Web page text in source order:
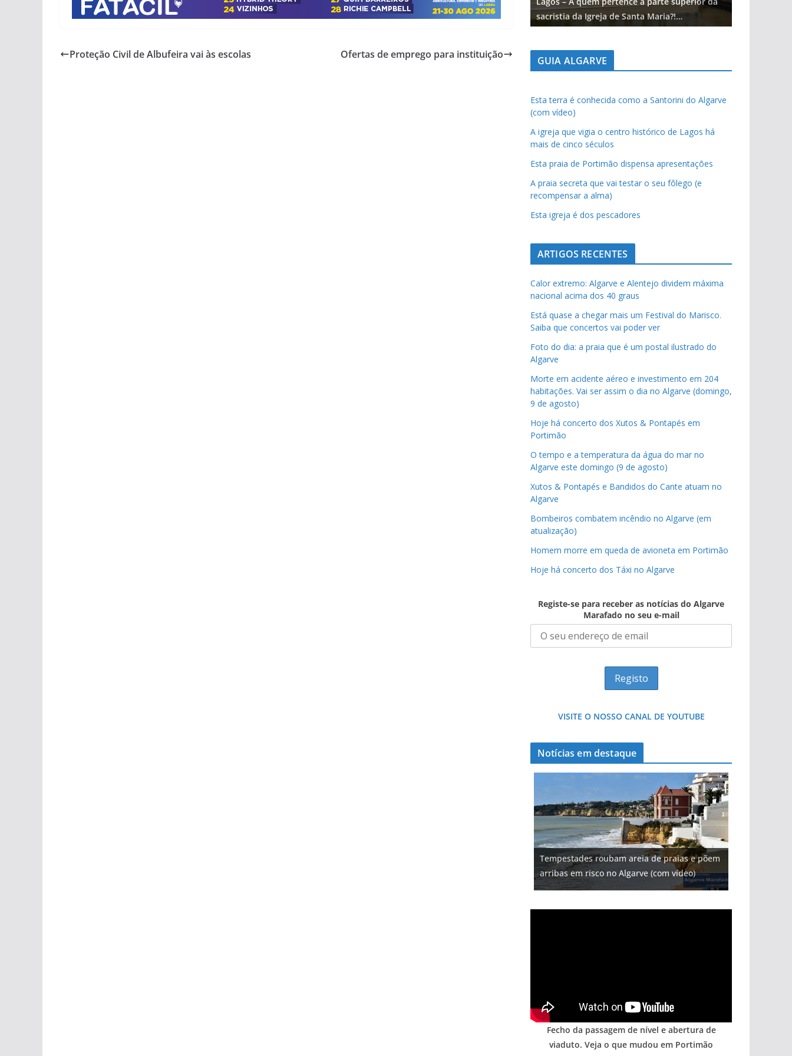
Proteção Civil de Albufeira vai às escolas Ofertas de emprego para instituição
sacristia da Igreja de Santa Maria?!…
sacristia da Igreja de Santa Maria?!…
GUIA ALGARVE
Esta terra é conhecida como a Santorini do Algarve
(com vídeo)
A igreja que vigia o centro histórico de Lagos há
mais de cinco séculos
Esta praia de Portimão dispensa apresentações
A praia secreta que vai testar o seu fôlego (e
recompensar a alma)
Esta igreja é dos pescadores
ARTIGOS RECENTES
Calor extremo: Algarve e Alentejo dividem máxima
nacional acima dos 40 graus
Está quase a chegar mais um Festival do Marisco.
Saiba que concertos vai poder ver
Foto do dia: a praia que é um postal ilustrado do
Algarve
Morte em acidente aéreo e investimento em 204
habitações. Vai ser assim o dia no Algarve (domingo,
9 de agosto)
Hoje há concerto dos Xutos & Pontapés em
Portimão
O tempo e a temperatura da água do mar no
Algarve este domingo (9 de agosto)
Xutos & Pontapés e Bandidos do Cante atuam no
Algarve
Bombeiros combatem incêndio no Algarve (em
atualização)
Homem morre em queda de avioneta em Portimão
Hoje há concerto dos Táxi no Algarve
Registe-se para receber as notícias do Algarve
Marafado no seu e-mail
VISITE O NOSSO CANAL DE YOUTUBE
Notícias em destaque
Tempestades roubam areia de praias e põem
arribas em risco no Algarve (com vídeo)
Fecho da passagem de nível e abertura de
viaduto. Veja o que mudou em Portimão